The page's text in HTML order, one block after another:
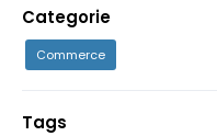
Categorie
Commerce
Tags